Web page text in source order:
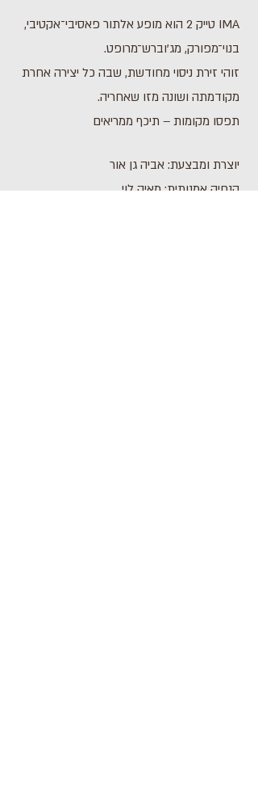
IMA טייק 2 הוא מופע אלתור פאסיבי־אקטיבי,
בנוי־מפורק, מג'וברש־מרופט.
זוהי זירת ניסוי מחודשת, שבה כל יצירה אחרת
מקודמתה ושונה מזו שאחריה.
תפסו מקומות – תיכף ממריאים
יוצרת ומבצעת: אביה גן אור
הנחיה אמנותית: מאיה לוי